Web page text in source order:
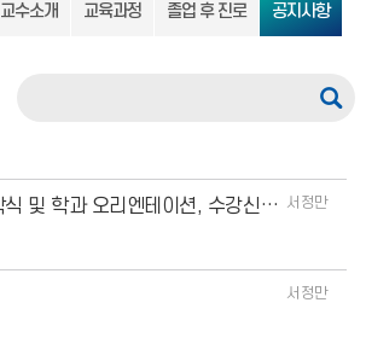
교수소개 교육과정 졸업 후 진로 공지사항
2023년 신입생 입학식 및 학과 오리엔테이션, 수강신청 안내
서정만
서정만